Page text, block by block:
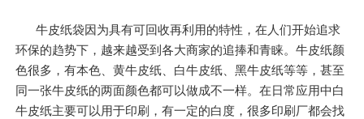
牛皮纸袋因为具有可回收再利用的特性，在人们开始追求
环保的趋势下，越来越受到各大商家的追捧和青睐。牛皮纸颜
色很多，有本色、黄牛皮纸、白牛皮纸、黑牛皮纸等等，甚至
同一张牛皮纸的两面颜色都可以做成不一样。在日常应用中白
牛皮纸主要可以用于印刷，有一定的白度，很多印刷厂都会找